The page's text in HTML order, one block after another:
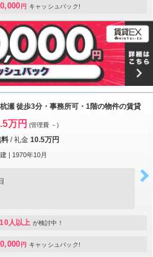
円 キャッシュバック!
瀬 徒歩3分・事務所可・1階の物件の賃貸
万円 (管理費 －)
/礼金 10.5万円
| 1970年10月
10人以上 が検討中！
円 キャッシュバック!